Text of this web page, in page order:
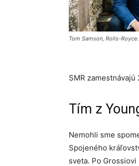
Tom Samson, Rolls-
SMR
Tím z
Nemohli sme
Spojeného
sveta. Po